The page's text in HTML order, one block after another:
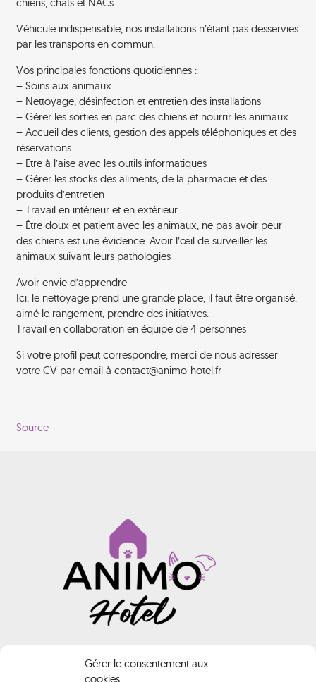
Gérer le consentement aux
cookies
Véhicule indispensable, nos installations n’étant pas desservies
par les transports en commun.
Vos principales fonctions quotidiennes :
– Soins aux animaux
– Nettoyage, désinfection et entretien des installations
– Gérer les sorties en parc des chiens et nourrir les animaux
– Accueil des clients, gestion des appels téléphoniques et des
réservations
– Etre à l’aise avec les outils informatiques
– Gérer les stocks des aliments, de la pharmacie et des
produits d’entretien
– Travail en intérieur et en extérieur
– Être doux et patient avec les animaux, ne pas avoir peur
des chiens est une évidence. Avoir l’œil de surveiller les
animaux suivant leurs pathologies
Avoir envie d’apprendre
Ici, le nettoyage prend une grande place, il faut être organisé,
aimé le rangement, prendre des initiatives.
Travail en collaboration en équipe de 4 personnes
Si votre profil peut correspondre, merci de nous adresser
votre CV par email à contact@animo-hotel.fr
Source